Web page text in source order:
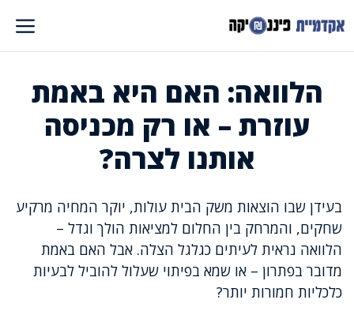
לתוכן
הלוואה: האם היא באמת
עוזרת – או רק מכניסה
אותנו לצרה?
בעידן שבו הוצאות משק הבית עולות, יוקר המחיה מרקיע
שחקים, והמרחק בין החלום למציאות הולך וגדל –
הלוואה נראית לעיתים כגלגל הצלה. אבל האם באמת
מדובר בפתרון – או שמא בפיתוי שעלול להוביל לבעיות
כלכליות חמורות יותר?